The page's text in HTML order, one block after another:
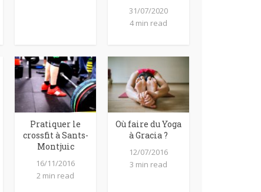
31/07/2020
4 min read
Pratiquer le
crossfit à Sants-
Montjuic
16/11/2016
2 min read
Où faire du Yoga
à Gracia ?
12/07/2016
3 min read